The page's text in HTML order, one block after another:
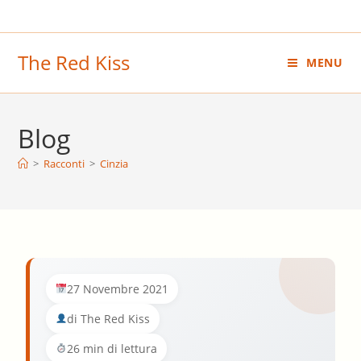
al
The Red Kiss MENU
Blog
> Racconti > Cinzia
27 Novembre 2021
di The Red Kiss
26 min di lettura